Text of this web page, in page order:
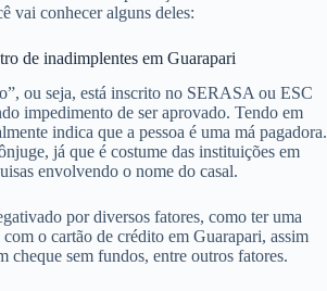
vai conhecer alguns deles:
de inadimplentes em Guarapari
ou seja, está inscrito no SERASA ou ESC
impedimento de ser aprovado. Tendo em
indica que a pessoa é uma má pagadora.
já que é costume das instituições em
envolvendo o nome do casal.
por diversos fatores, como ter uma
o cartão de crédito em Guarapari, assim
cheque sem fundos, entre outros fatores.